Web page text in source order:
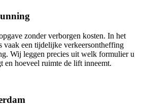
zonder verborgen kosten. In het
vaak een tijdelijke verkeersontheffing
Wij leggen precies uit welk formulier u
en hoeveel ruimte de lift inneemt.